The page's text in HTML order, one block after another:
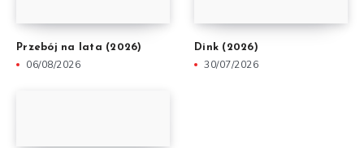
Przebój na lata (2026)
06/08/2026
Dink (2026)
30/07/2026